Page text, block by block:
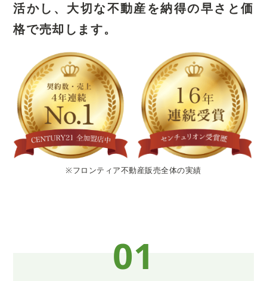
活かし、 大切な不動産を納得の早さと価
格で売却します。
※フロンティア不動産販売全体の実績
01